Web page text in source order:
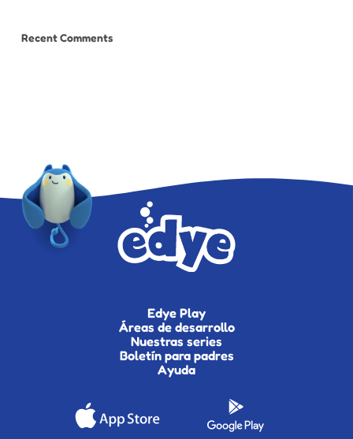
Recent Comments
Edye Play
Áreas de desarrollo
Nuestras series
Boletín para padres
Ayuda